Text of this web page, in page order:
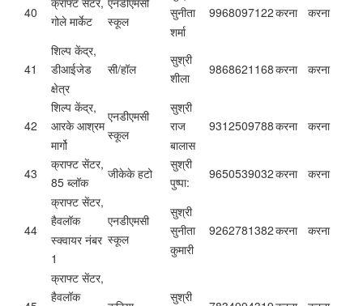
40
गोले मार्केट
स्कूल
सुनीता
शर्मा
9968097122करना करना
41
शिल्प केंद्र,
डीआईजेड
क्षेत्र
सी/हॉल
सुश्री
शीला
9868621168करना करना
42
शिल्प केंद्र,
आरके आश्रम
मार्गो
एनडीएमसी
स्कूल
सुश्री
राज
बालास
9312509788करना करना
43
क्राफ्ट सेंटर,
85 ब्लॉक
जीकेके हटो
सुश्री
पुष्पा:
9650539032करना करना
44
क्राफ्ट सेंटर,
हैवलॉक
स्क्वायर नंबर
1
एनडीएमसी
स्कूल
सुश्री
सुनीता
कुमारी
9262781382करना करना
क्राफ्ट सेंटर,
हैवलॉक
सुश्री